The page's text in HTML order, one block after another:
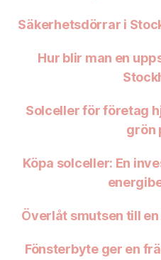
Säkerhetsdörrar i
Hur blir man en
Solceller för företag
grön
Köpa solceller: En
Överlåt smutsen till
Fönsterbyte ger en